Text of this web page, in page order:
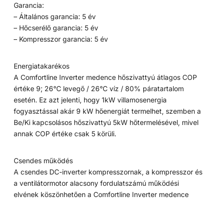
Garancia:
– Általános garancia: 5 év
– Hőcserélő garancia: 5 év
– Kompresszor garancia: 5 év
Energiatakarékos
A Comfortline Inverter medence hőszivattyú átlagos COP
értéke 9; 26°C levegő / 26°C víz / 80% páratartalom
esetén. Ez azt jelenti, hogy 1kW villamosenergia
fogyasztással akár 9 kW hőenergiát termelhet, szemben a
Be/Ki kapcsolásos hőszivattyú 5kW hőtermelésével, mivel
annak COP értéke csak 5 körüli.
Csendes működés
A csendes DC-inverter kompresszornak, a kompresszor és
a ventilátormotor alacsony fordulatszámú működési
elvének köszönhetően a Comfortline Inverter medence